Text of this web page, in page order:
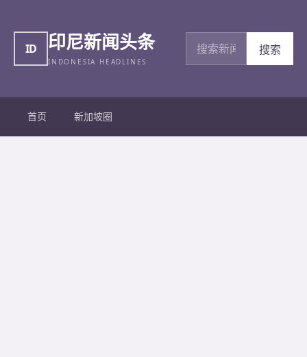
ID 印尼新闻头条
INDONESIA HEADLINES
搜索新闻
搜索
首页 新加坡圈